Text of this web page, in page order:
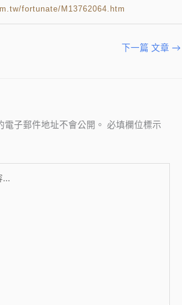
fortunate/M13762064.htm
下一篇 文章 →
電子郵件地址不會公開。 必填欄位標示